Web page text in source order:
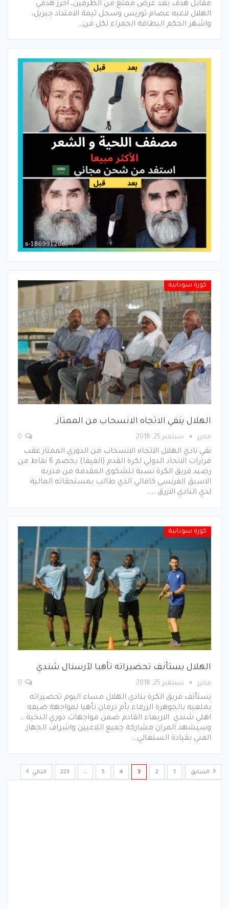
مقابل هدف بعد عرض ممتع من الطرفين، احرز هدفي
الهلال لاعبه عصام توريس وسجل تيمة الامتداد جبريل،
واشهر الحكم البطاقة الحمراء لكل من…
كورة سودانية
الهلال ينفي الاتجاه الانسحاب من الممتاز
محرر سبتمبر 25, 2018
نفي نادي الهلال الاتجاه الانسحاب من الدوري الممتاز عقب
قرارات الاتحاد الدولي لكرة القدم (الفيفا) بخصم 6 نقاط من
رصيد فريق الكرة نسبة للشكوى المقدمة من مدربه
الاسبق الفرنسي كافالي الذي طالب بمستحقاته المالية
لدي النادي الازرق ..…
كورة سودانية
الهلال يستأنف تحضيراته تأهبا لآرسنال شندي
محرر سبتمبر 25, 2018
يستأنف فريق الكرة بنادي الهلال مساء اليوم تحضيراته
بملعبه بالجوهرة الزرقاء بأم درمان تأهبا لمواجهة ضيفه
اهلي شندي الاربعاء القادم ضمن مواجهات دوري النخبة ..
وسيشهد المران مشاركة جميع اللاعبين واشراف الجهاز
الفني بقيادة السنغالي…
السابق 1
2
3
4
5
…
223 التالي